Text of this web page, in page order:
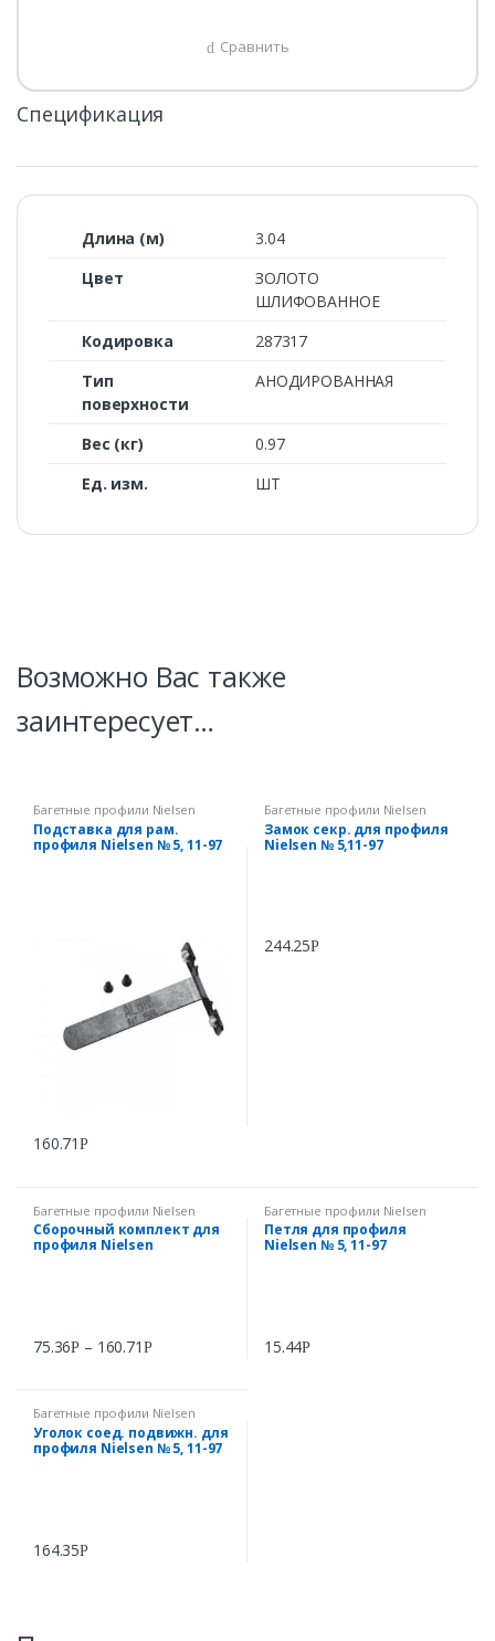
Сравнить
Спецификация
Длина (м)
3.04
Цвет
ЗОЛОТО
ШЛИФОВАННОЕ
Кодировка
287317
Тип
поверхности
АНОДИРОВАННАЯ
Вес (кг)
0.97
Ед. изм.
ШТ
Возможно Вас также
заинтересует…
Багетные профили Nielsen
Подставка для рам.
профиля Nielsen № 5, 11-97
160.71Р
Багетные профили Nielsen
Замок секр. для профиля
Nielsen № 5,11-97
244.25Р
Багетные профили Nielsen
Сборочный комплект для
профиля Nielsen
75.36Р – 160.71 Р
Багетные профили Nielsen
Петля для профиля
Nielsen № 5, 11-97
15.44Р
Багетные профили Nielsen
Уголок соед. подвижн. для
профиля Nielsen № 5, 11-97
164.35Р